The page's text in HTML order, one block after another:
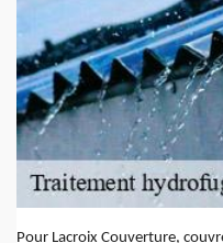
Pour Lacroix Couverture,